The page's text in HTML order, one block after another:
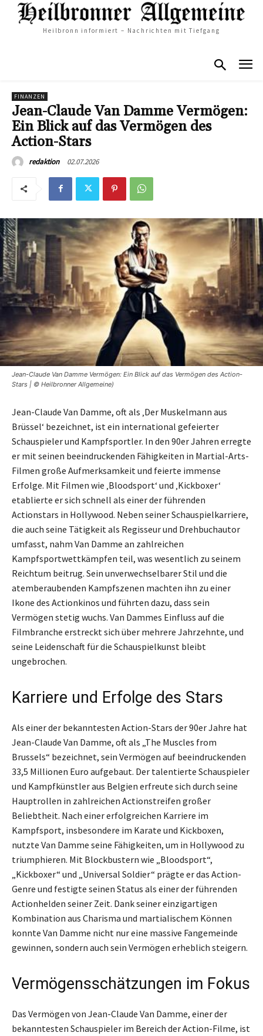
Heilbronn informiert – Nachrichten mit Tiefgang
FINANZEN
Jean-Claude Van Damme Vermögen:
Ein Blick auf das Vermögen des
Action-Stars
redaktion 02.07.2026
Jean-Claude Van Damme Vermögen: Ein Blick auf das Vermögen des Action-
Stars | © Heilbronner Allgemeine)
Jean-Claude Van Damme, oft als ‚Der Muskelmann aus
Brüssel‘ bezeichnet, ist ein international gefeierter
Schauspieler und Kampfsportler. In den 90er Jahren erregte
er mit seinen beeindruckenden Fähigkeiten in Martial-Arts-
Filmen große Aufmerksamkeit und feierte immense
Erfolge. Mit Filmen wie ‚Bloodsport‘ und ‚Kickboxer‘
etablierte er sich schnell als einer der führenden
Actionstars in Hollywood. Neben seiner Schauspielkarriere,
die auch seine Tätigkeit als Regisseur und Drehbuchautor
umfasst, nahm Van Damme an zahlreichen
Kampfsportwettkämpfen teil, was wesentlich zu seinem
Reichtum beitrug. Sein unverwechselbarer Stil und die
atemberaubenden Kampfszenen machten ihn zu einer
Ikone des Actionkinos und führten dazu, dass sein
Vermögen stetig wuchs. Van Dammes Einfluss auf die
Filmbranche erstreckt sich über mehrere Jahrzehnte, und
seine Leidenschaft für die Schauspielkunst bleibt
ungebrochen.
Karriere und Erfolge des Stars
Als einer der bekanntesten Action-Stars der 90er Jahre hat
Jean-Claude Van Damme, oft als „The Muscles from
Brussels“ bezeichnet, sein Vermögen auf beeindruckenden
33,5 Millionen Euro aufgebaut. Der talentierte Schauspieler
und Kampfkünstler aus Belgien erfreute sich durch seine
Hauptrollen in zahlreichen Actionstreifen großer
Beliebtheit. Nach einer erfolgreichen Karriere im
Kampfsport, insbesondere im Karate und Kickboxen,
nutzte Van Damme seine Fähigkeiten, um in Hollywood zu
triumphieren. Mit Blockbustern wie „Bloodsport“,
„Kickboxer“ und „Universal Soldier“ prägte er das Action-
Genre und festigte seinen Status als einer der führenden
Actionhelden seiner Zeit. Dank seiner einzigartigen
Kombination aus Charisma und martialischem Können
konnte Van Damme nicht nur eine massive Fangemeinde
gewinnen, sondern auch sein Vermögen erheblich steigern.
Vermögensschätzungen im Fokus
Das Vermögen von Jean-Claude Van Damme, einer der
bekanntesten Schauspieler im Bereich der Action-Filme, ist